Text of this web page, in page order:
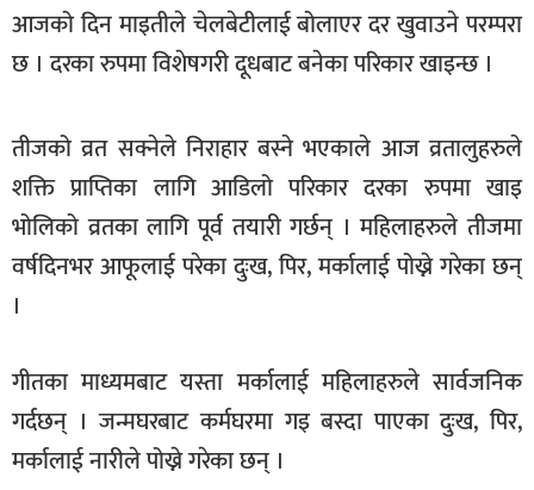
अन्तरबार्ता
अर्थ
मनोरञ्जन
फोटो
/
भिडियो
समाज
शिक्षा
विचार
आजको दिन माइतीले चेलबेटीलाई बोलाएर दर खुवाउने परम्परा
छ । दरका रुपमा विशेषगरी दूधबाट बनेका परिकार खाइन्छ ।
तीजको व्रत सक्नेले निराहार बस्ने भएकाले आज व्रतालुहरुले
शक्ति प्राप्तिका लागि आडिलो परिकार दरका रुपमा खाइ
भोलिको व्रतका लागि पूर्व तयारी गर्छन् । महिलाहरुले तीजमा
वर्षदिनभर आफूलाई परेका दुःख, पिर, मर्कालाई पोख्ने गरेका छन्
।
गीतका माध्यमबाट यस्ता मर्कालाई महिलाहरुले सार्वजनिक
गर्दछन् । जन्मघरबाट कर्मघरमा गइ बस्दा पाएका दुःख, पिर,
मर्कालाई नारीले पोख्ने गरेका छन् ।